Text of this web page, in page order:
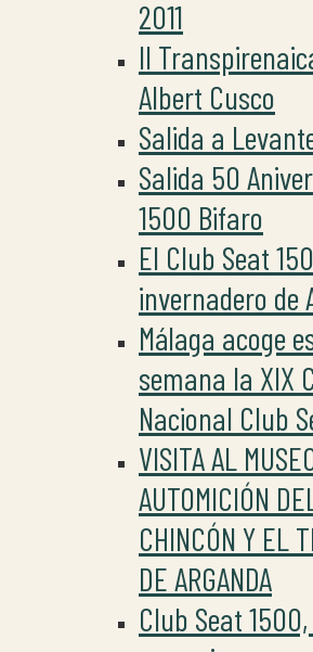
2011
II
Albert Cusco
Salida a
Salida 50
1500 Bifaro
El Club Seat
invernadero de
Málaga acoge
semana la XIX
Nacional Club
VISITA AL
AUTOMICIÓN
CHINCÓN Y EL
DE ARGANDA
Club Seat